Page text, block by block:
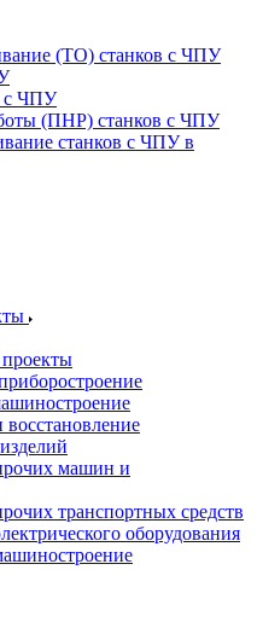
(ТО) станков с ЧПУ
с ЧПУ
(ПНР) станков с ЧПУ
станков с ЧПУ в
машин и
транспортных средств
оборудования